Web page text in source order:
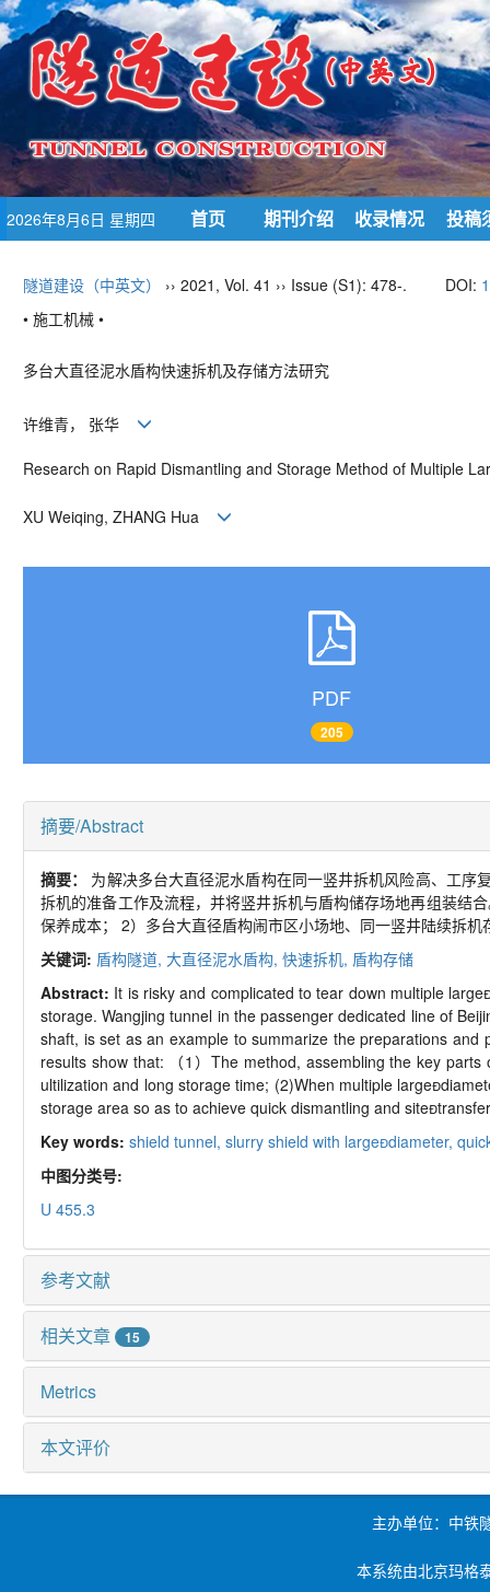
2026年8月6日 星期四 首页 期刊介绍 收录情况 投稿
隧道建设（中英文） ›› 2021, Vol. 41 ›› Issue (S1): 478-. DOI:
• 施工机械 •
多台大直径泥水盾构快速拆机及存储方法研究
许维青， 张华
Research on Rapid Dismantling and Storage Method of Multiple
XU Weiqing, ZHANG Hua
PDF
205
摘要/Abstract
摘要： 为解决多台大直径泥水盾构在同一竖井拆机风险高、工
拆机的准备工作及流程，并将竖井拆机与盾构储存场地再组装结
保养成本；
2）多台大直径盾构闹市区小场地、同一竖井陆续拆
关键词: 盾构隧道, 大直径泥水盾构, 快速拆机, 盾构存储
Abstract: It is risky and complicated to tear down multiple
storage. Wangjing tunnel in the passenger dedicated line of
shaft, is set as an example to summarize the preparations
results show that:
（1 ） The method, assembling the key
ultilization and long storage time; (2)When multiple large
storage area so as to achieve quick dismantling and site
Key words: shield tunnel, slurry shield with largediameter,
中图分类号:
U 455.3
参考文献
相关文章 15
Metrics
本文评价
主办单位：中铁
本系统由北京玛格